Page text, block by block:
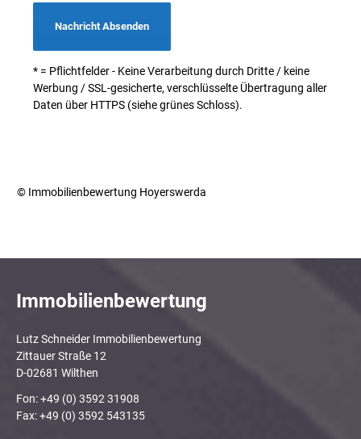
Nachricht Absenden
* = Pflichtfelder - Keine Verarbeitung durch Dritte / keine
Werbung / SSL-gesicherte, verschlüsselte Übertragung aller
Daten über HTTPS (siehe grünes Schloss).
© Immobilienbewertung Hoyerswerda
Immobilienbewertung
Lutz Schneider Immobilienbewertung
Zittauer Straße 12
D-02681 Wilthen
Fon: +49 (0) 3592 31908
Fax: +49 (0) 3592 543135